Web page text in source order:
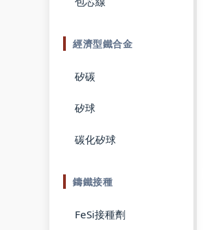
經濟型鐵合金
矽碳
矽球
碳化矽球
鑄鐵接種
FeSi接種劑